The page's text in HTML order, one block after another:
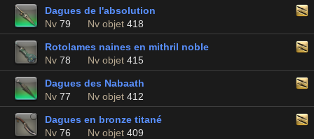
Dagues de l'absolution
Nv 79 Nv objet 418
Rotolames naines en mithril noble
Nv 78 Nv objet 415
Dagues des Nabaath
Nv 77 Nv objet 412
Dagues en bronze titané
Nv 76 Nv objet 409